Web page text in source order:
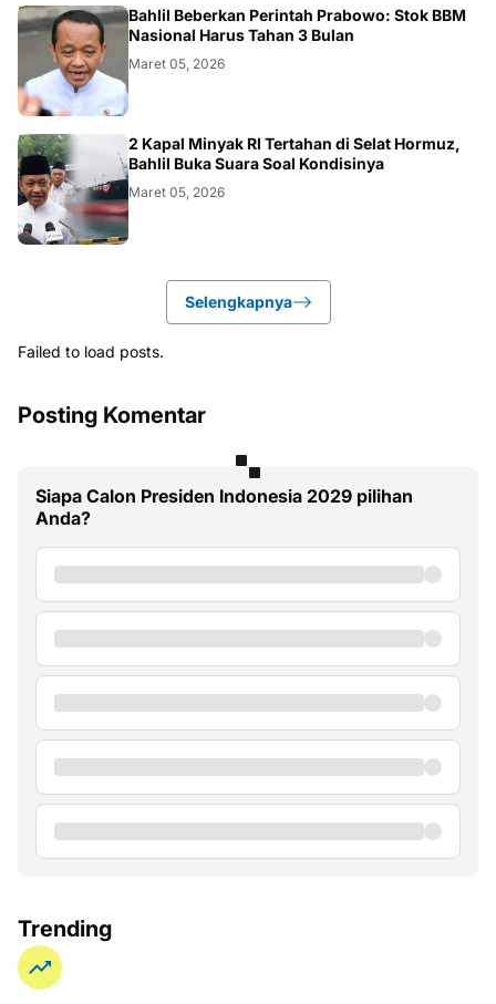
BISNIS
Bahlil Beberkan Perintah Prabowo: Stok BBM
Nasional Harus Tahan 3 Bulan
Maret 05, 2026
BISNIS
2 Kapal Minyak RI Tertahan di Selat Hormuz,
Bahlil Buka Suara Soal Kondisinya
Maret 05, 2026
Selengkapnya
Failed to load posts.
Posting Komentar
Siapa Calon Presiden Indonesia 2029 pilihan
Anda?
Trending